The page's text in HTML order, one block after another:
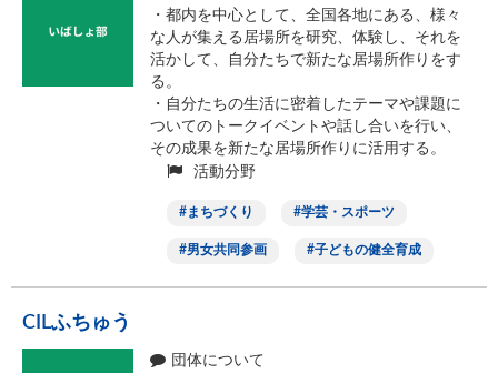
・都内を中心として、全国各地にある、様々
な人が集える居場所を研究、体験し、それを
活かして、自分たちで新たな居場所作りをす
る。
・自分たちの生活に密着したテーマや課題に
ついてのトークイベントや話し合いを行い、
その成果を新たな居場所作りに活用する。
活動分野
まちづくり 学芸・スポーツ
男女共同参画 子どもの健全育成
CILふちゅう
団体について